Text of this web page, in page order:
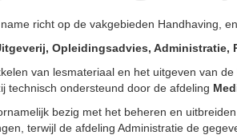
richt op de vakgebieden Handhaving,
Opleidingsadvies, Administratie,
van lesmateriaal en het uitgeven van
technisch ondersteund door de afdeling
bezig met het beheren en
terwijl de afdeling Administratie de